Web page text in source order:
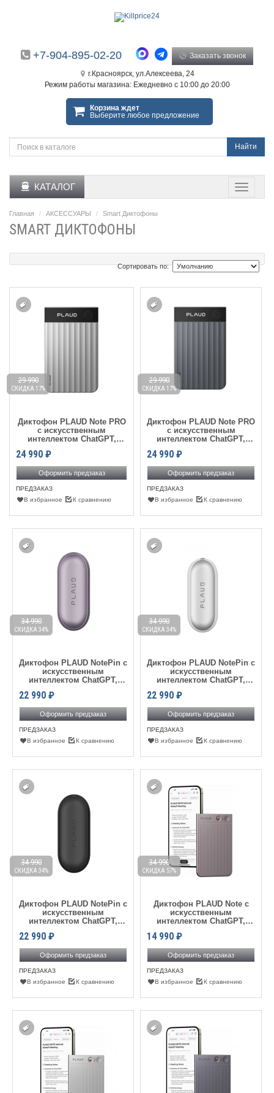
+7-904-895-02-20 Заказать звонок
г.Красноярск, ул.Алексеева, 24
Режим работы магазина: Ежедневно с 10:00 до 20:00
Корзина ждет
Выберите любое предложение
Найти
КАТАЛОГ
Главная АКСЕССУАРЫ Smart Диктофоны
SMART ДИКТОФОНЫ
Сортировать по:
Диктофон PLAUD Note PRO
с искусственным
интеллектом ChatGPT,
24 990 ₽
29 990
СКИДКА 17%
Оформить предзаказ
ПРЕДЗАКАЗ
В избранное
К сравнению
Диктофон PLAUD Note PRO
с искусственным
интеллектом ChatGPT,
24 990 ₽
29 990
СКИДКА 17%
Оформить предзаказ
ПРЕДЗАКАЗ
В избранное
К сравнению
Диктофон PLAUD NotePin с
искусственным
интеллектом ChatGPT,
22 990 ₽
34 990
СКИДКА 34%
Оформить предзаказ
ПРЕДЗАКАЗ
В избранное
К сравнению
Диктофон PLAUD NotePin с
искусственным
интеллектом ChatGPT,
22 990 ₽
34 990
СКИДКА 34%
Оформить предзаказ
ПРЕДЗАКАЗ
В избранное
К сравнению
Диктофон PLAUD NotePin с
искусственным
интеллектом ChatGPT,
22 990 ₽
34 990
СКИДКА 34%
Оформить предзаказ
ПРЕДЗАКАЗ
В избранное
К сравнению
Диктофон PLAUD Note с
искусственным
интеллектом ChatGPT,
14 990 ₽
34 990
СКИДКА 57%
Оформить предзаказ
ПРЕДЗАКАЗ
В избранное
К сравнению